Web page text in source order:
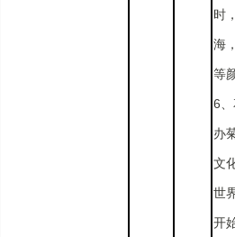
时
海
等
6
办
文
世
开